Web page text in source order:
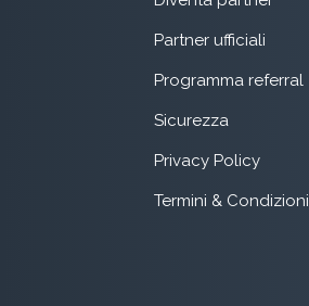
Partner ufficiali
Programma referral
Sicurezza
Privacy Policy
Termini & Condizioni